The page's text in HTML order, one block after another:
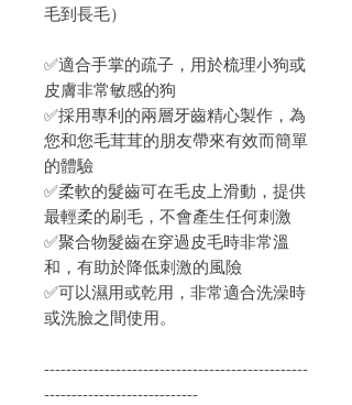
毛到長毛）
✅適合手掌的疏子，用於梳理小狗或
皮膚非常敏感的狗
✅採用專利的兩層牙齒精心製作，為
您和您毛茸茸的朋友帶來有效而簡單
的體驗
✅柔軟的髮齒可在毛皮上滑動，提供
最輕柔的刷毛，不會產生任何刺激
✅聚合物髮齒在穿過皮毛時非常溫
和，有助於降低刺激的風險
✅可以濕用或乾用，非常適合洗澡時
或洗臉之間使用。
------------------------------------------------
----------------------------